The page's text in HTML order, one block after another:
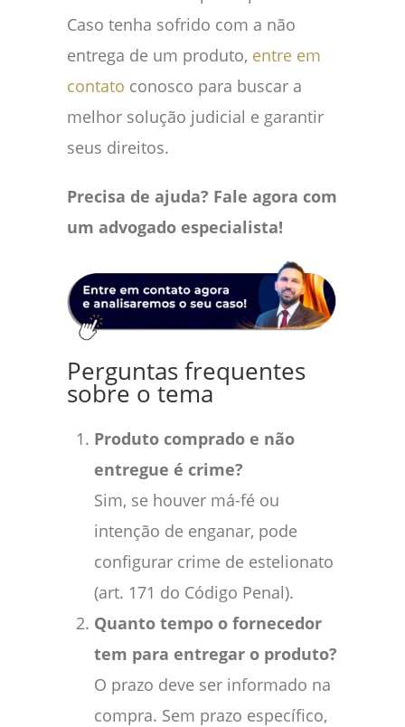
Caso tenha sofrido com a não
entrega de um produto, entre em
contato conosco para buscar a
melhor solução judicial e garantir
seus direitos.
Precisa de ajuda? Fale agora com
um advogado especialista!
Perguntas frequentes
sobre o tema
Produto comprado e não
entregue é crime?
Sim, se houver má-fé ou
intenção de enganar, pode
configurar crime de estelionato
(art. 171 do Código Penal).
Quanto tempo o fornecedor
tem para entregar o produto?
O prazo deve ser informado na
compra. Sem prazo específico,